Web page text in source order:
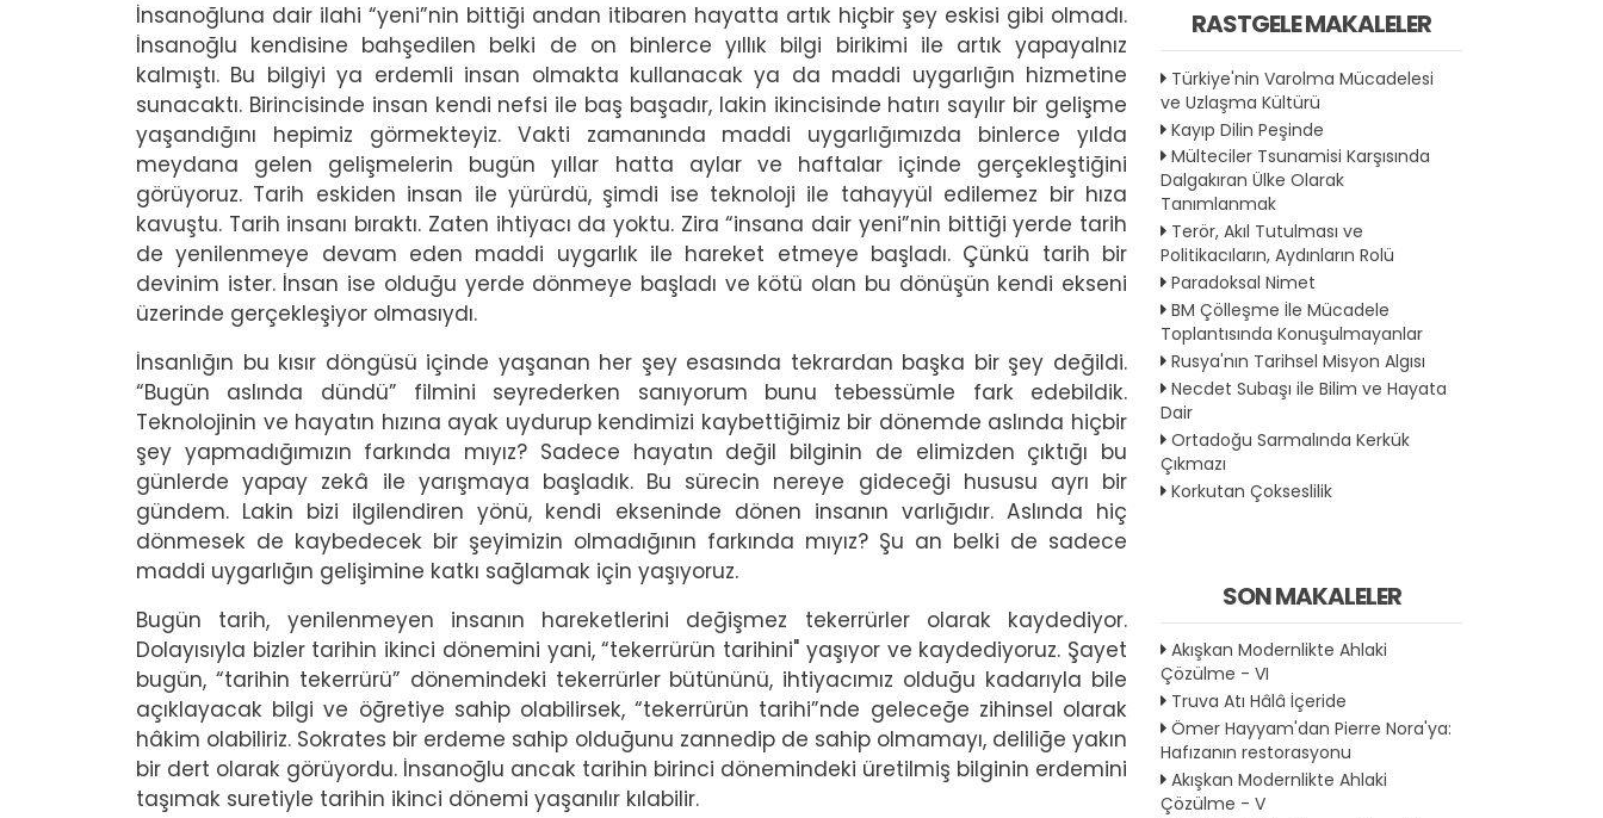
İnsanoğluna dair ilahi “yeni”nin bittiği andan itibaren hayatta artık hiçbir şey eskisi gibi olmadı.
İnsanoğlu kendisine bahşedilen belki de on binlerce yıllık bilgi birikimi ile artık yapayalnız
kalmıştı. Bu bilgiyi ya erdemli insan olmakta kullanacak ya da maddi uygarlığın hizmetine
sunacaktı. Birincisinde insan kendi nefsi ile baş başadır, lakin ikincisinde hatırı sayılır bir gelişme
yaşandığını hepimiz görmekteyiz. Vakti zamanında maddi uygarlığımızda binlerce yılda
meydana gelen gelişmelerin bugün yıllar hatta aylar ve haftalar içinde gerçekleştiğini
görüyoruz. Tarih eskiden insan ile yürürdü, şimdi ise teknoloji ile tahayyül edilemez bir hıza
kavuştu. Tarih insanı bıraktı. Zaten ihtiyacı da yoktu. Zira “insana dair yeni”nin bittiği yerde tarih
de yenilenmeye devam eden maddi uygarlık ile hareket etmeye başladı. Çünkü tarih bir
devinim ister. İnsan ise olduğu yerde dönmeye başladı ve kötü olan bu dönüşün kendi ekseni
üzerinde gerçekleşiyor olmasıydı.
İnsanlığın bu kısır döngüsü içinde yaşanan her şey esasında tekrardan başka bir şey değildi.
“Bugün aslında dündü” filmini seyrederken sanıyorum bunu tebessümle fark edebildik.
Teknolojinin ve hayatın hızına ayak uydurup kendimizi kaybettiğimiz bir dönemde aslında hiçbir
şey yapmadığımızın farkında mıyız? Sadece hayatın değil bilginin de elimizden çıktığı bu
günlerde yapay zekâ ile yarışmaya başladık. Bu sürecin nereye gideceği hususu ayrı bir
gündem. Lakin bizi ilgilendiren yönü, kendi ekseninde dönen insanın varlığıdır. Aslında hiç
dönmesek de kaybedecek bir şeyimizin olmadığının farkında mıyız? Şu an belki de sadece
maddi uygarlığın gelişimine katkı sağlamak için yaşıyoruz.
Bugün tarih, yenilenmeyen insanın hareketlerini değişmez tekerrürler olarak kaydediyor.
Dolayısıyla bizler tarihin ikinci dönemini yani, “tekerrürün tarihini" yaşıyor ve kaydediyoruz. Şayet
bugün, “tarihin tekerrürü” dönemindeki tekerrürler bütününü, ihtiyacımız olduğu kadarıyla bile
açıklayacak bilgi ve öğretiye sahip olabilirsek, “tekerrürün tarihi”nde geleceğe zihinsel olarak
hâkim olabiliriz. Sokrates bir erdeme sahip olduğunu zannedip de sahip olmamayı, deliliğe yakın
bir dert olarak görüyordu. İnsanoğlu ancak tarihin birinci dönemindeki üretilmiş bilginin erdemini
taşımak suretiyle tarihin ikinci dönemi yaşanılır kılabilir.
RASTGELE MAKALELER
Türkiye'nin Varolma Mücadelesi
ve Uzlaşma Kültürü
Kayıp Dilin Peşinde
Mülteciler Tsunamisi Karşısında
Dalgakıran Ülke Olarak
Tanımlanmak
Terör, Akıl Tutulması ve
Politikacıların, Aydınların Rolü
Paradoksal Nimet
BM Çölleşme İle Mücadele
Toplantısında Konuşulmayanlar
Rusya'nın Tarihsel Misyon Algısı
Necdet Subaşı ile Bilim ve Hayata
Dair
Ortadoğu Sarmalında Kerkük
Çıkmazı
Korkutan Çokseslilik
SON MAKALELER
Akışkan Modernlikte Ahlaki
Çözülme - VI
Truva Atı Hâlâ İçeride
Ömer Hayyam'dan Pierre Nora'ya:
Hafızanın restorasyonu
Akışkan Modernlikte Ahlaki
Çözülme - V